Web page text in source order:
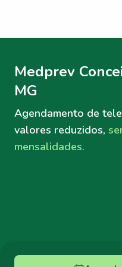
Medprev
MG
Agendamento de
valores reduzidos,
mensalidades.